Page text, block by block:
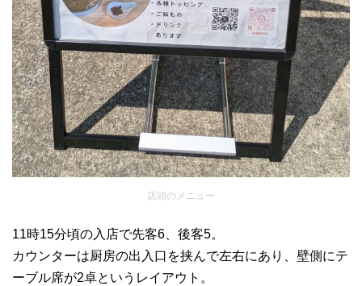
店頭のメニュー
11時15分頃の入店で先客6、後客5。
カウンターは厨房の出入口を挟んで左右にあり、壁側にテ
ーブル席が2卓というレイアウト。